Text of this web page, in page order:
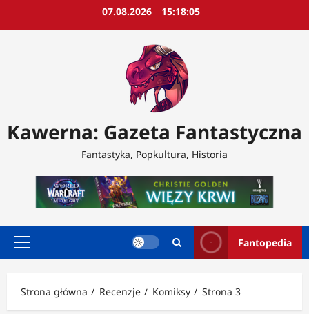
07.08.2026 15:18:07
Kawerna: Gazeta Fantastyczna
Fantastyka, Popkultura, Historia
Menu
Fantopedia
Strona główna Recenzje Komiksy Strona 3